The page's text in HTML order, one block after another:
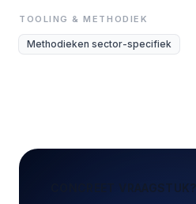
TOOLING & METHODIEK
Methodieken sector-specifiek
CONCREET VRAAGSTUK?